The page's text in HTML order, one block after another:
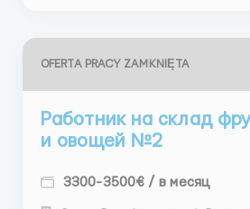
OFERTA PRACY ZAMKNIĘTA
Работник на склад
и овощей №2
3300-3500€ / в месяц